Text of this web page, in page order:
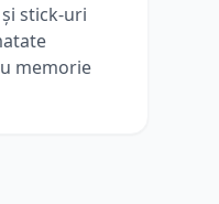
și stick-uri
memorie